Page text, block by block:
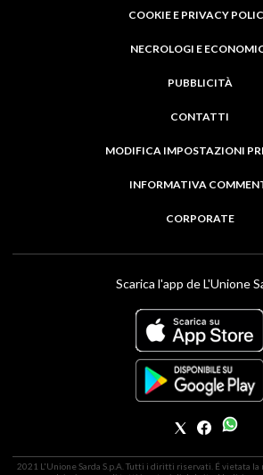
COOKIE E PRIVACY
NECROLOGI E
PUBBLICITÀ
CONTATTI
MODIFICA IMPOSTAZIONI
INFORMATIVA
CORPORATE
Scarica l'app de L'Unione
2021 L'Unione Sarda S.p.A. Tutti i diritti riservati. É vietata